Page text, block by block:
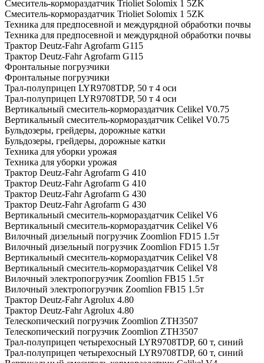
Смеситель-кормораздатчик Trioliet Solomix 1 5ZK
Смеситель-кормораздатчик Trioliet Solomix 1 5ZK
Техника для предпосевной и междурядной обработки почвы
Техника для предпосевной и междурядной обработки почвы
Трактор Deutz-Fahr Agrofarm G115
Трактор Deutz-Fahr Agrofarm G115
Фронтальные погрузчики
Фронтальные погрузчики
Трал-полуприцеп LYR9708TDP, 50 т 4 оси
Трал-полуприцеп LYR9708TDP, 50 т 4 оси
Вертикальный смеситель-кормораздатчик Celikel V0.75
Вертикальный смеситель-кормораздатчик Celikel V0.75
Бульдозеры, грейдеры, дорожные катки
Бульдозеры, грейдеры, дорожные катки
Техника для уборки урожая
Техника для уборки урожая
Трактор Deutz-Fahr Agrofarm G 410
Трактор Deutz-Fahr Agrofarm G 410
Трактор Deutz-Fahr Agrofarm G 430
Трактор Deutz-Fahr Agrofarm G 430
Вертикальный смеситель-кормораздатчик Celikel V6
Вертикальный смеситель-кормораздатчик Celikel V6
Вилочный дизельный погрузчик Zoomlion FD15 1.5т
Вилочный дизельный погрузчик Zoomlion FD15 1.5т
Вертикальный смеситель-кормораздатчик Celikel V8
Вертикальный смеситель-кормораздатчик Celikel V8
Вилочный электропогрузчик Zoomlion FB15 1.5т
Вилочный электропогрузчик Zoomlion FB15 1.5т
Трактор Deutz-Fahr Agrolux 4.80
Трактор Deutz-Fahr Agrolux 4.80
Телескопический погрузчик Zoomlion ZTH3507
Телескопический погрузчик Zoomlion ZTH3507
Трал-полуприцеп четырехосный LYR9708TDP, 60 т, синий
Трал-полуприцеп четырехосный LYR9708TDP, 60 т, синий